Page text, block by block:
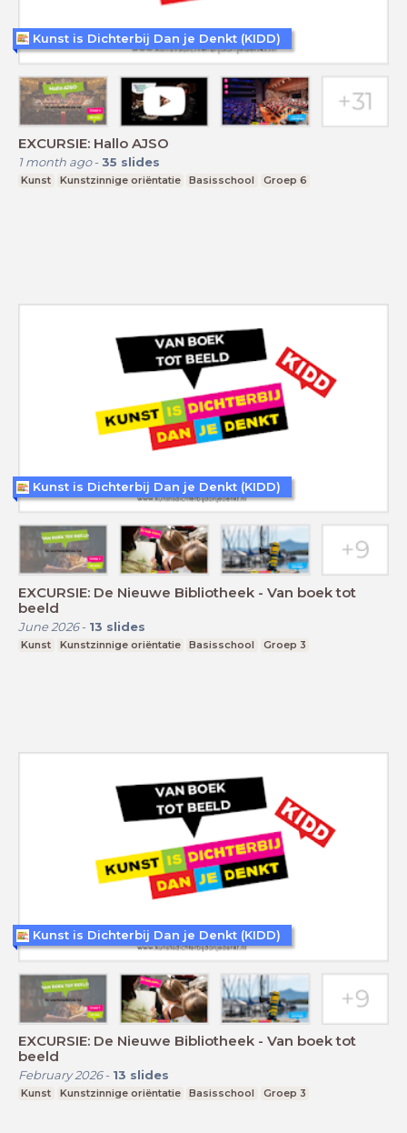
EXCURSIE: Hallo AJSO
1 month ago- 35 slides
Kunst Kunstzinnige oriëntatie Basisschool Groep 6
Kunst is Dichterbij Dan je Denkt (KIDD)
EXCURSIE: De Nieuwe Bibliotheek - Van boek tot
beeld
June 2026- 13 slides
Kunst Kunstzinnige oriëntatie Basisschool Groep 3
Kunst is Dichterbij Dan je Denkt (KIDD)
EXCURSIE: De Nieuwe Bibliotheek - Van boek tot
beeld
February 2026- 13 slides
Kunst Kunstzinnige oriëntatie Basisschool Groep 3
Kunst is Dichterbij Dan je Denkt (KIDD)